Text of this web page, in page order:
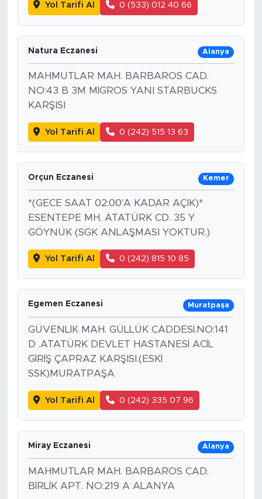
Yol Tarifi Al 0 (533) 012 40 66
Natura Eczanesi Alanya
MAHMUTLAR MAH. BARBAROS CAD.
NO:43 B 3M MİGROS YANI STARBUCKS
KARŞISI
Yol Tarifi Al 0 (242) 515 13 63
Orçun Eczanesi Kemer
*(GECE SAAT 02:00'A KADAR AÇIK)*
ESENTEPE MH. ATATÜRK CD. 35 Y
GÖYNÜK (SGK ANLAŞMASI YOKTUR.)
Yol Tarifi Al 0 (242) 815 10 85
Egemen Eczanesi Muratpaşa
GÜVENLİK MAH. GÜLLÜK CADDESİ.NO:141
D .ATATÜRK DEVLET HASTANESİ ACİL
GİRİŞ ÇAPRAZ KARŞISI.(ESKİ
SSK)MURATPAŞA
Yol Tarifi Al 0 (242) 335 07 96
Miray Eczanesi Alanya
MAHMUTLAR MAH. BARBAROS CAD.
BİRLİK APT. NO:219 A ALANYA